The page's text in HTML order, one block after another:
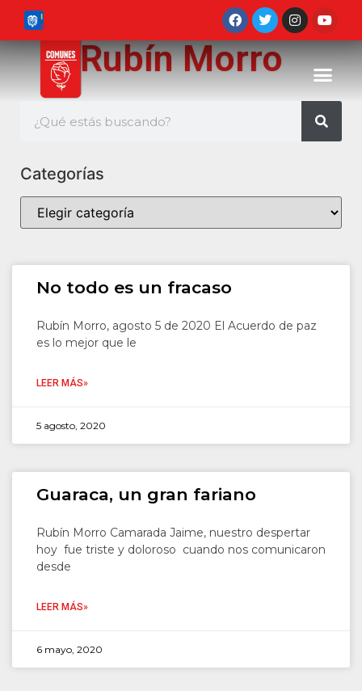
Rubín Morro
Categorías
No todo es un fracaso
Rubín Morro, agosto 5 de 2020 El Acuerdo de paz
es lo mejor que le
LEER MÁS»
5 agosto, 2020
Guaraca, un gran fariano
Rubín Morro Camarada Jaime, nuestro despertar
hoy fue triste y doloroso cuando nos comunicaron
desde
LEER MÁS»
6 mayo, 2020